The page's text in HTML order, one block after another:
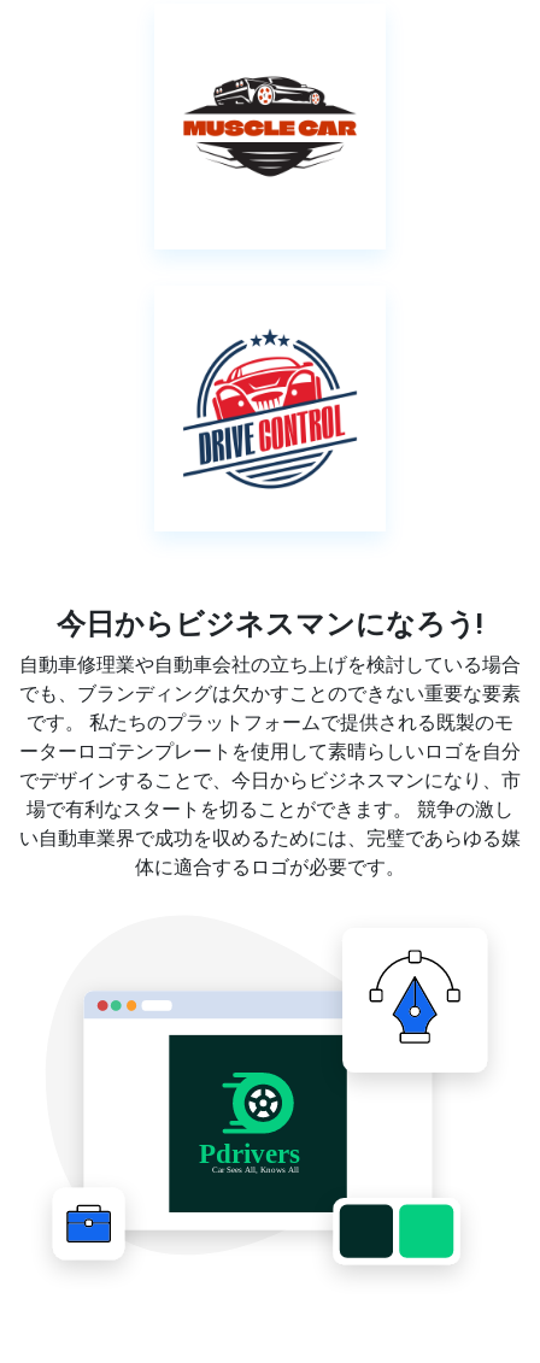
今日からビジネスマンになろう!
自動車修理業や自動車会社の立ち上げを検討している場合
でも、ブランディングは欠かすことのできない重要な要素
です。 私たちのプラットフォームで提供される既製のモ
ーターロゴテンプレートを使用して素晴らしいロゴを自分
でデザインすることで、今日からビジネスマンになり、市
場で有利なスタートを切ることができます。 競争の激し
い自動車業界で成功を収めるためには、完璧であらゆる媒
体に適合するロゴが必要です。